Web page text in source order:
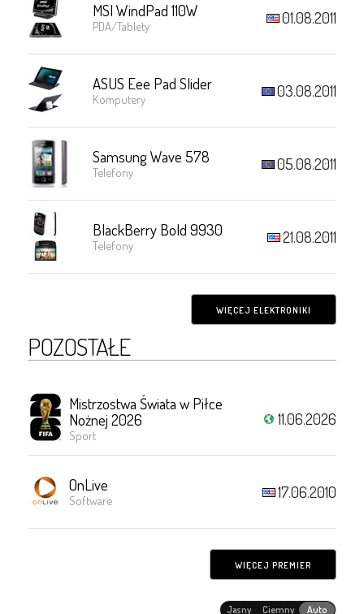
MSI WindPad 110W
PDA/Tablety 01.08.2011
ASUS Eee Pad Slider
Komputery 03.08.2011
Samsung Wave 578
Telefony 05.08.2011
BlackBerry Bold 9930
Telefony 21.08.2011
WIĘCEJ ELEKTRONIKI
POZOSTAŁE
Mistrzostwa Świata w Piłce
Nożnej 2026
Sport
11.06.2026
OnLive
Software 17.06.2010
WIĘCEJ PREMIER
Jasny Ciemny Auto